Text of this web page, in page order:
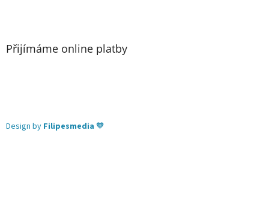
Přijímáme online platby
Design by Filipesmedia 🧡